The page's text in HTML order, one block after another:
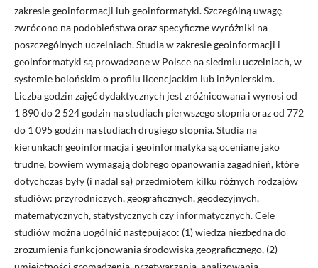
zakresie geoinformacji lub geoinformatyki. Szczególną uwagę
zwrócono na podobieństwa oraz specyficzne wyróżniki na
poszczególnych uczelniach. Studia w zakresie geoinformacji i
geoinformatyki są prowadzone w Polsce na siedmiu uczelniach, w
systemie bolońskim o profilu licencjackim lub inżynierskim.
Liczba godzin zajęć dydaktycznych jest zróżnicowana i wynosi od
1 890 do 2 524 godzin na studiach pierwszego stopnia oraz od 772
do 1 095 godzin na studiach drugiego stopnia. Studia na
kierunkach geoinformacja i geoinformatyka są oceniane jako
trudne, bowiem wymagają dobrego opanowania zagadnień, które
dotychczas były (i nadal są) przedmiotem kilku różnych rodzajów
studiów: przyrodniczych, geograficznych, geodezyjnych,
matematycznych, statystycznych czy informatycznych. Cele
studiów można uogólnić następująco: (1) wiedza niezbędna do
zrozumienia funkcjonowania środowiska geograficznego, (2)